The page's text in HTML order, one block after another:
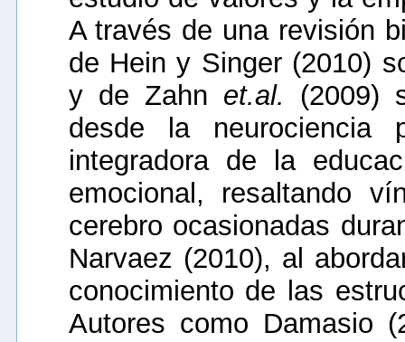
A través de una revisión
de Hein y Singer (2010)
y de Zahn et.al.
(2009)
desde la neurociencia
integradora de la
emocional, resaltando
cerebro ocasionadas
Narvaez (2010), al
conocimiento de las
Autores como Damasio